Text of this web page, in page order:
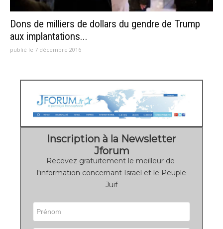
Dons de milliers de dollars du gendre de Trump
aux implantations...
publié le 7 décembre 2016
Inscription à la Newsletter
Jforum
Recevez gratuitement le meilleur de
l'information concernant Israël et le Peuple
Juif